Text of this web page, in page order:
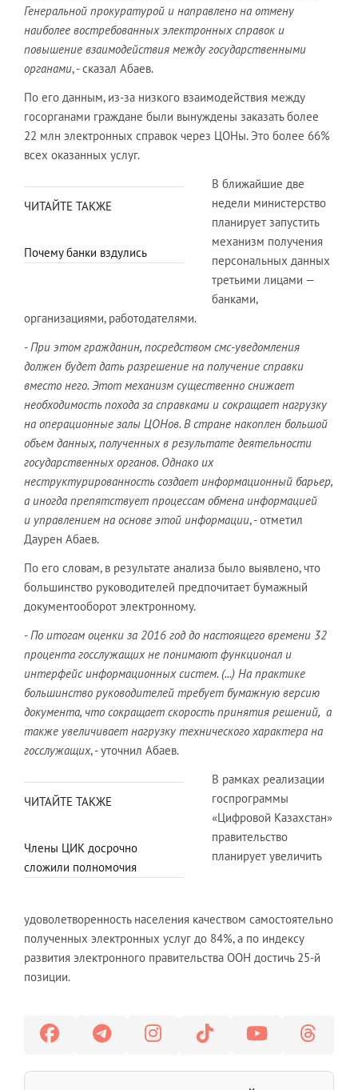
Генеральной прокуратурой и направлено на отмену
наиболее востребованных электронных справок и
повышение взаимодействия между государственными
органами, - сказал Абаев.
По его данным, из-за низкого взаимодействия между
госорганами граждане были вынуждены заказать более
22 млн электронных справок через ЦОНы. Это более 66%
всех оказанных услуг.
ЧИТАЙТЕ ТАКЖЕ
Почему банки вздулись
В ближайшие две
недели министерство
планирует запустить
механизм получения
персональных данных
третьими лицами —
банками,
организациями, работодателями.
- При этом гражданин, посредством смс-уведомления
должен будет дать разрешение на получение справки
вместо него. Этот механизм существенно снижает
необходимость похода за справками и сокращает нагрузку
на операционные залы ЦОНов. В стране накоплен большой
объем данных, полученных в результате деятельности
государственных органов. Однако их
неструктурированность создает информационный барьер,
а иногда препятствует процессам обмена информацией
и управлением на основе этой информации, - отметил
Даурен Абаев.
По его словам, в результате анализа было выявлено, что
большинство руководителей предпочитает бумажный
документооборот электронному.
- По итогам оценки за 2016 год до настоящего времени 32
процента госслужащих не понимают функционал и
интерфейс информационных систем. (...) На практике
большинство руководителей требует бумажную версию
документа, что сокращает скорость принятия решений, а
также увеличивает нагрузку технического характера на
госслужащих, - уточнил Абаев.
ЧИТАЙТЕ ТАКЖЕ
Члены ЦИК досрочно
сложили полномочия
В рамках реализации
госпрограммы
«Цифровой Казахстан»
правительство
планирует увеличить
удоволетворенность населения качеством самостоятельно
полученных электронных услуг до 84%, а по индексу
развития электронного правительства ООН достичь 25-й
позиции.